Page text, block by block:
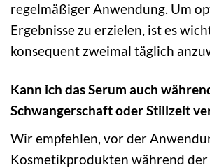
regelmäßiger Anwendung. Um
Ergebnisse zu erzielen, ist es
konsequent zweimal täglich
Kann ich das Serum auch
Schwangerschaft oder Stillzeit
Wir empfehlen, vor der
Kosmetikprodukten während der